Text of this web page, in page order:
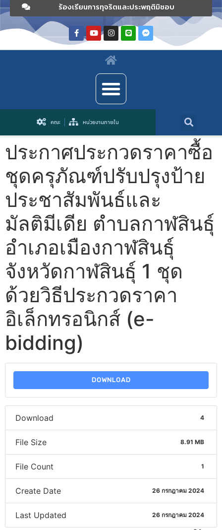
ร้องเรียนการทุจริตและประพฤติมิชอบ
คณะ หน่วยงานภายใน
ประกาศประกวดราคาซื้อ
ชุดครุภัณฑ์ปรับปรุงป้าย
ประชาสัมพันธ์และ
มัลติมีเดีย ตำบลกาฬสินธุ์
อำเภอเมืองกาฬสินธุ์
จังหวัดกาฬสินธุ์ 1 ชุด
ด้วยวิธีประกวดราคา
อิเล็กทรอนิกส์ (e-
bidding)
DOWNLOAD
Download 4
File Size 8.91 MB
File Count 1
Create Date 26 กรกฎาคม 2024
Last Updated 26 กรกฎาคม 2024